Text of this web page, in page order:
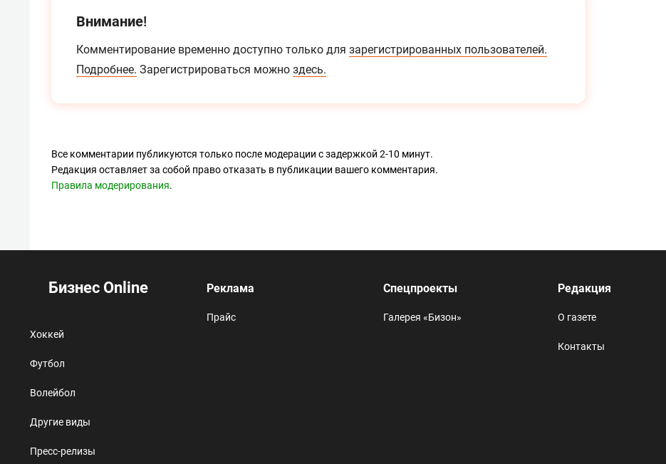
Внимание!
Комментирование временно доступно только для зарегистрированных пользователей.
Подробнее. Зарегистрироваться можно здесь.
Все комментарии публикуются только после модерации с задержкой 2-10 минут.
Редакция оставляет за собой право отказать в публикации вашего комментария.
Правила модерирования.
Бизнес Online
Хоккей
Футбол
Волейбол
Другие виды
Пресс-релизы
Реклама
Прайс
Спецпроекты
Галерея «Бизон»
Редакция
О газете
Контакты